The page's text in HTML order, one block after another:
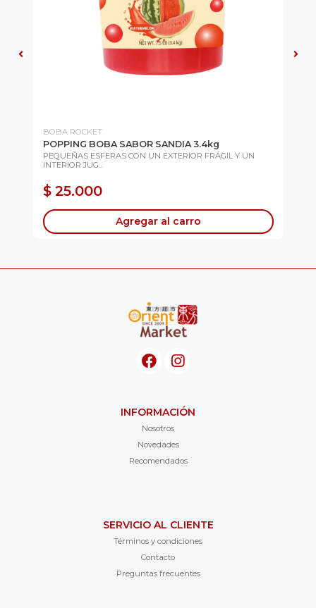
BOBA ROCKET
POPPING BOBA SABOR SANDIA 3.4kg
PEQUEÑAS ESFERAS CON UN EXTERIOR FRÁGIL Y UN
INTERIOR JUG...
$ 25.000
Agregar al carro
INFORMACIÓN
Nosotros
Novedades
Recomendados
SERVICIO AL CLIENTE
Términos y condiciones
Contacto
Preguntas frecuentes